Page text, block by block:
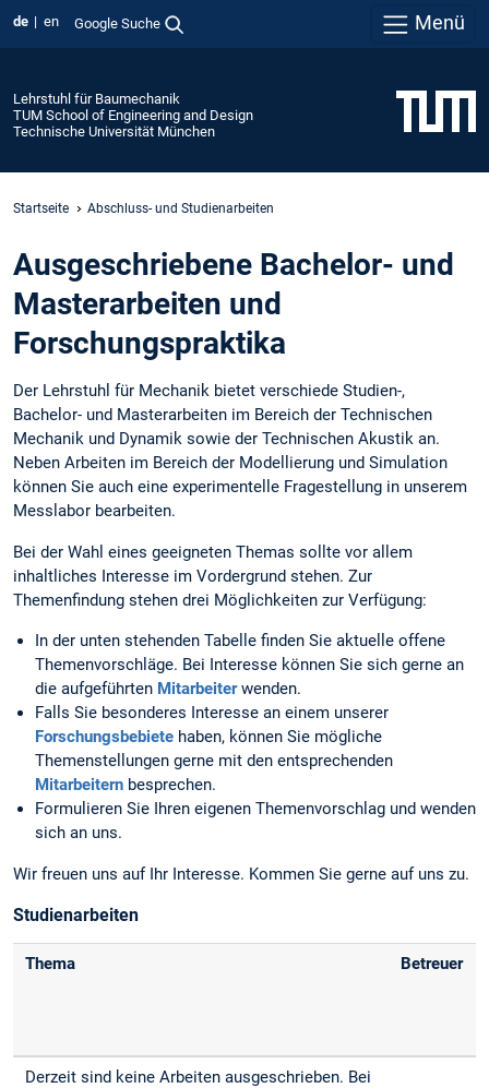
de en Google Suche Menü
Lehrstuhl für Baumechanik
TUM School of Engineering and Design
Technische Universität München
Startseite Abschluss- und Studienarbeiten
Aus­geschriebene Bachelor- und
Masterarbeiten und
Forschungspraktika
Der Lehrstuhl für Mechanik bietet verschiede Studien-,
Bachelor- und Masterarbeiten im Bereich der Technischen
Mechanik und Dynamik sowie der Technischen Akustik an.
Neben Arbeiten im Bereich der Modellierung und Simulation
können Sie auch eine experimentelle Fragestellung in unserem
Messlabor bearbeiten.
Bei der Wahl eines geeigneten Themas sollte vor allem
inhaltliches Interesse im Vordergrund stehen. Zur
Themenfindung stehen drei Möglichkeiten zur Verfügung:
In der unten stehenden Tabelle finden Sie aktuelle offene
Themenvorschläge. Bei Interesse können Sie sich gerne an
die aufgeführten Mitarbeiterwenden.
Falls Sie besonderes Interesse an einem unserer
Forschungsbebiete haben, können Sie mögliche
Themenstellungen gerne mit den entsprechenden
Mitarbeitern besprechen.
Formulieren Sie Ihren eigenen Themenvorschlag und wenden
sich an uns.
Wir freuen uns auf Ihr Interesse. Kommen Sie gerne auf uns zu.
Studienarbeiten
Thema Betreuer
Derzeit sind keine Arbeiten ausgeschrieben. Bei